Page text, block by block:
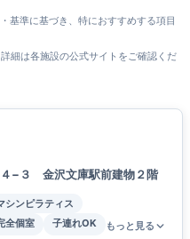
基準に基づき、特におすすめする項目
細は各施設の公式サイトをご確認くだ
−３ 金沢文庫駅前建物２階
シンピラティス
全個室 子連れOK もっと見る